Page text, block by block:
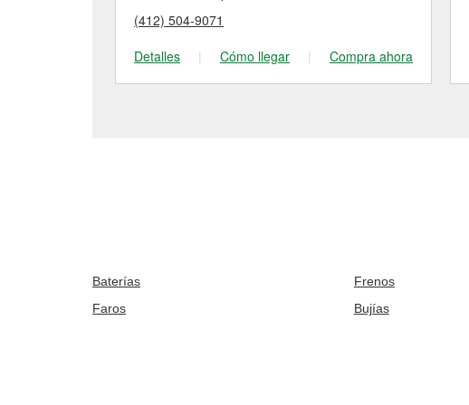
(412) 504-9071
Detalles
| Cómo llegar | Compra ahora
Baterías Frenos
Faros
Bujías